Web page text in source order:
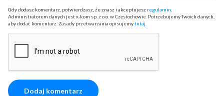
Gdy dodasz komentarz, potwierdzasz, że znasz i akceptujesz regulamin
Administratorem danych jest x-kom sp. z o.o. w Częstochowie. Potrzebujemy Twoich danych,
aby dodać komentarz. Zasady przetwarzania opisujemytutaj